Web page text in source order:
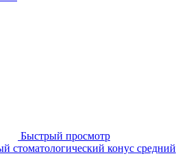
Быстрый просмотр
стоматологический конус средний